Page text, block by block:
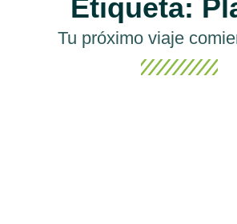
Etiqueta:
Tu próximo viaje